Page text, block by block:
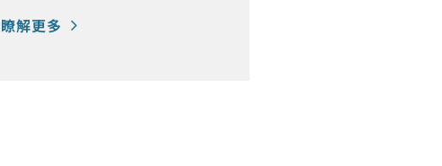
瞭解更多